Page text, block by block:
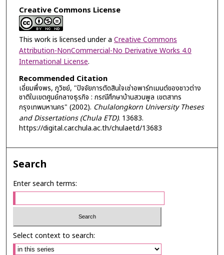
Creative Commons License
This work is licensed under a Creative Commons
Attribution-NonCommercial-No Derivative Works 4.0
International License.
Recommended Citation
เอี่ยมพึ่งพร, ภูวิชย์, "ปัจจัยการตัดสินใจเช่าอพาร์ทเมนต์ของชาวต่าง
ชาติในเขตศูนย์กลางธุรกิจ : กรณีศึกษาบ้านสวนพูล เขตสาทร
กรุงเทพมหานคร" (2002). Chulalongkorn University Theses
and Dissertations (Chula ETD). 13683.
https://digital.car.chula.ac.th/chulaetd/13683
Search
Enter search terms:
Select context to search: